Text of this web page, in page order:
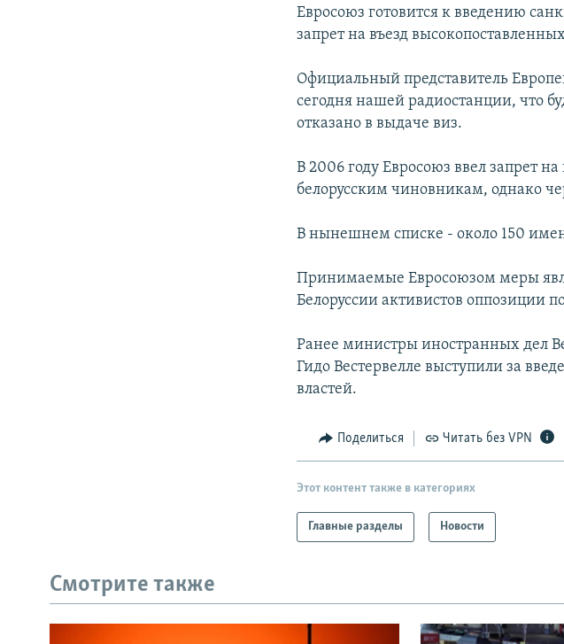
Евросоюз готовится к введению
запрет на въезд
Официальный представитель
сегодня нашей радиостанции, что
отказано в выдаче виз.
В 2006 году Евросоюз ввел запрет
белорусским чиновникам, однако
В нынешнем списке - около 150
Принимаемые Евросоюзом меры
Белоруссии активистов оппозиции
Ранее министры иностранных дел
Гидо Вестервелле выступили за
властей.
Поделиться Читать без VPN
Этот контент также в категориях
Главные разделы Новости
Смотрите также